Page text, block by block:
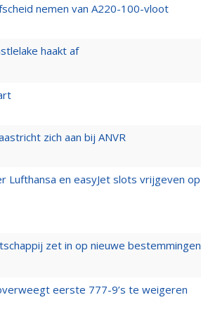
nemen van A220-100-vloot
haakt af
zich aan bij ANVR
en easyJet slots vrijgeven op
zet in op nieuwe bestemmingen
eerste 777-9’s te weigeren